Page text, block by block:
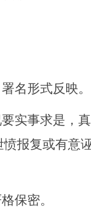
名形式反映。
实事求是，
报复或有意
保密。